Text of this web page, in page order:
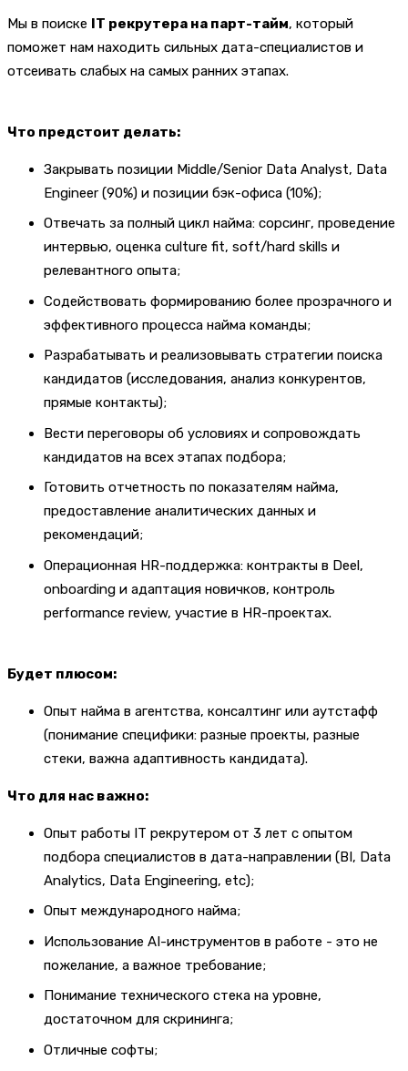
Мы в поиске IT рекрутера на парт-тайм, который
поможет нам находить сильных дата-специалистов и
отсеивать слабых на самых ранних этапах.
Что предстоит делать:
Закрывать позиции Middle/Senior Data Analyst, Data
Engineer (90%) и позиции бэк-офиса (10%);
Отвечать за полный цикл найма: сорсинг, проведение
интервью, оценка culture fit, soft/hard skills и
релевантного опыта;
Содействовать формированию более прозрачного и
эффективного процесса найма команды;
Разрабатывать и реализовывать стратегии поиска
кандидатов (исследования, анализ конкурентов,
прямые контакты);
Вести переговоры об условиях и сопровождать
кандидатов на всех этапах подбора;
Готовить отчетность по показателям найма,
предоставление аналитических данных и
рекомендаций;
Операционная HR-поддержка: контракты в Deel,
onboarding и адаптация новичков, контроль
performance review, участие в HR-проектах.
Будет плюсом:
Опыт найма в агентства, консалтинг или аутстафф
(понимание специфики: разные проекты, разные
стеки, важна адаптивность кандидата).
Что для нас важно:
Опыт работы IT рекрутером от 3 лет с опытом
подбора специалистов в дата-направлении (BI, Data
Analytics, Data Engineering, etc);
Опыт международного найма;
Использование AI-инструментов в работе - это не
пожелание, а важное требование;
Понимание технического стека на уровне,
достаточном для скрининга;
Отличные софты;